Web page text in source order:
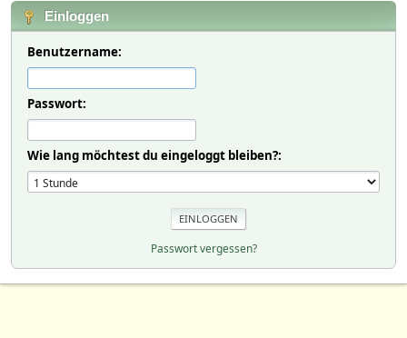
Einloggen
Benutzername:
Passwort:
Wie lang möchtest du eingeloggt bleiben?:
Passwort vergessen?